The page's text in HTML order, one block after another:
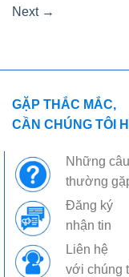
Next →
GẶP THẮC MẮC,
CẦN CHÚNG TÔI
Những
thường
Đăng ký
nhận tin
Liên hệ
với chúng